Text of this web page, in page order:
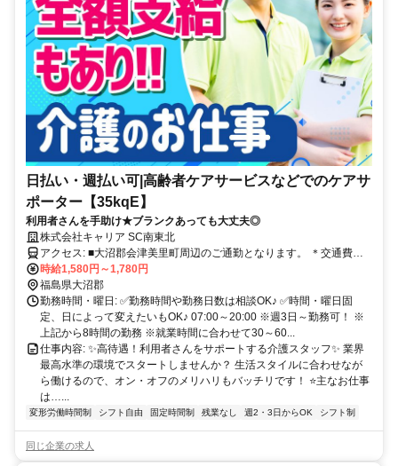
日払い・週払い可|高齢者ケアサービスなどでのケアサ
ポーター【35kqE】
利用者さんを手助け★ブランクあっても大丈夫◎
株式会社キャリア SC南東北
アクセス: ■大沼郡会津美里町周辺のご通勤となります。 ＊交通費全
額支給 ＊車通勤・バイク通勤OK（ガソリン代支給） ＊自転車通勤
OK
時給1,580円～1,780円
福島県大沼郡
勤務時間・曜日: ✅勤務時間や勤務日数は相談OK♪ ✅時間・曜日固
定、日によって変えたいもOK♪ 07:00～20:00 ※週3日～勤務可！ ※
上記から8時間の勤務 ※就業時間に合わせて30～60...
仕事内容: ✨高待遇！利用者さんをサポートする介護スタッフ✨ 業界
最高水準の環境でスタートしませんか？ 生活スタイルに合わせなが
ら働けるので、オン・オフのメリハリもバッチリです！ ⭐主なお仕事
は…...
変形労働時間制 シフト自由 固定時間制 残業なし 週2・3日からOK シフト制
同じ企業の求人